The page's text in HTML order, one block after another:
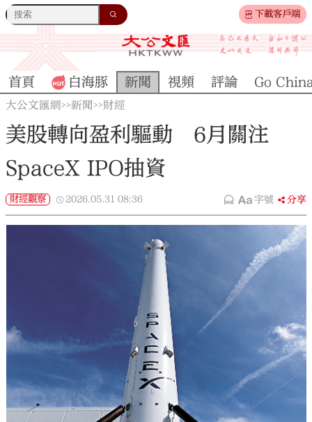
下載客戶端
大公文匯
首頁 白海豚 新聞 視頻 評論 Go
大公文匯網>>新聞>>財經
美股轉向盈利驅動 6月關注
SpaceX IPO抽資
財經觀察 2026.05.31 08:36 字號 分享